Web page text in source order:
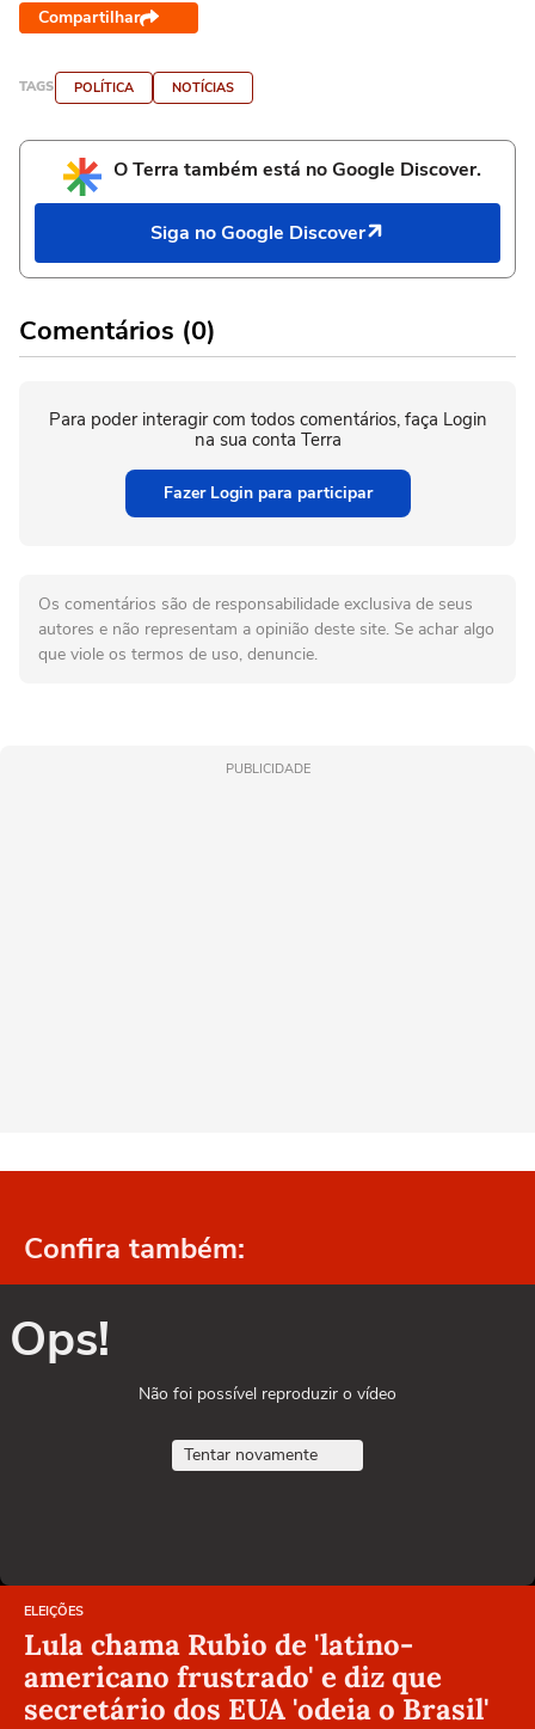
Compartilhar
TAGS POLÍTICA NOTÍCIAS
O Terra também está no Google Discover.
Siga no Google Discover
Comentários (0)
Para poder interagir com todos comentários, faça Login
na sua conta Terra
Fazer Login para participar
Os comentários são de responsabilidade exclusiva de seus
autores e não representam a opinião deste site. Se achar algo
que viole os termos de uso, denuncie.
PUBLICIDADE
Confira também:
Ops!
Não foi possível reproduzir o vídeo
Tentar novamente
ELEIÇÕES
Lula chama Rubio de 'latino-
americano frustrado' e diz que
secretário dos EUA 'odeia o Brasil'